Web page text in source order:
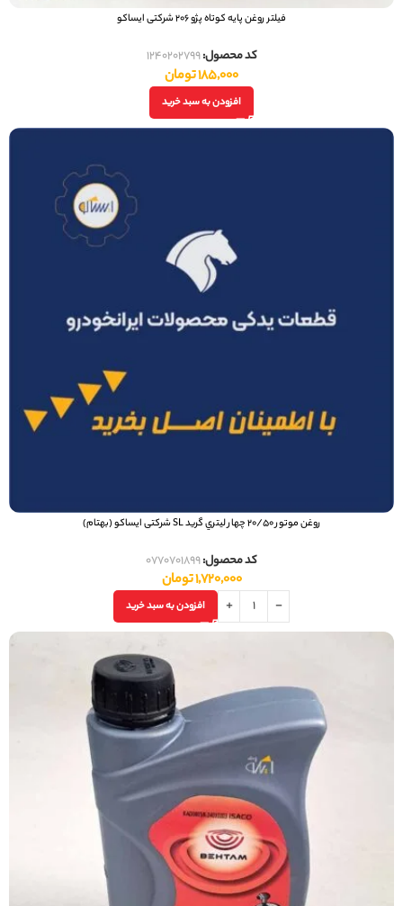
فيلتر روغن پایه کوتاه پژو 206 شرکتی ایساکو
کد محصول:1240202799
185,000تومان
افزودن به سبد خرید
روغن موتور 20/50 چهار ليتري گرید SL شرکتی ایساکو (بهتام)
کد محصول:0770701899
1,720,000تومان
افزودن به سبد خرید